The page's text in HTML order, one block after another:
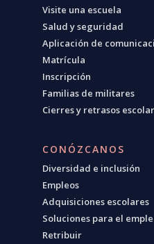
Visite una escuela
Salud y seguridad
Aplicación de
Matrícula
Inscripción
Familias de militares
Cierres y retrasos
CONÓZCANOS
Diversidad e inclusión
Empleos
Adquisiciones escolares
Soluciones para el
Retribuir